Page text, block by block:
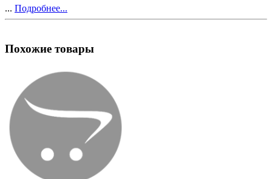
... Подробнее...
Похожие товары